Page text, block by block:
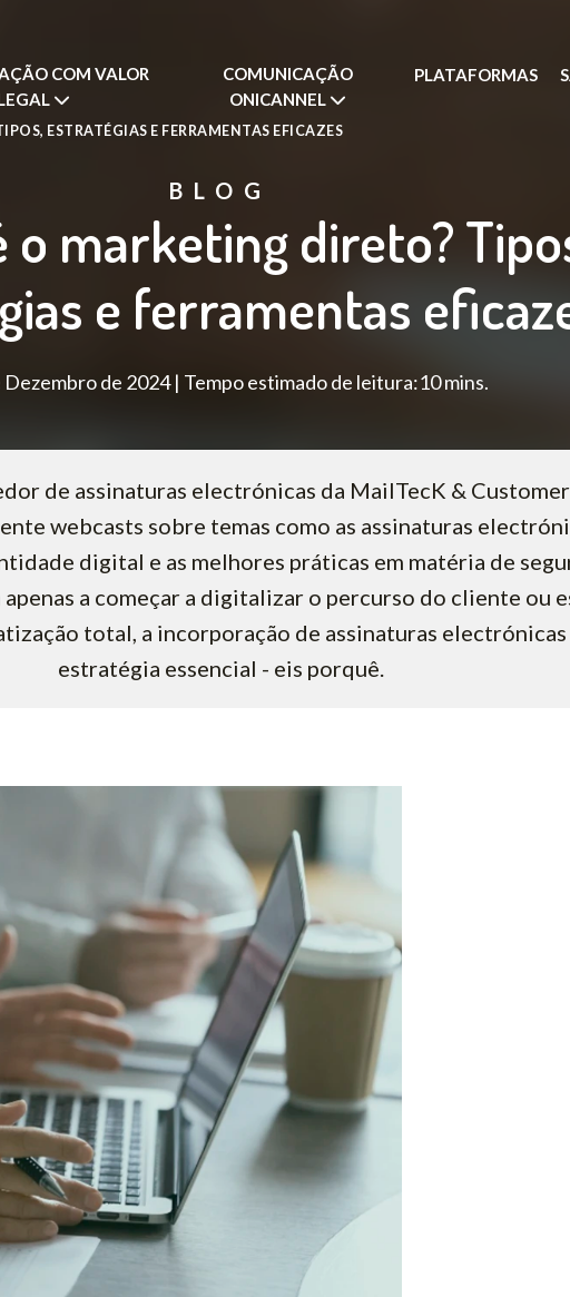
COM VALOR
COMUNICAÇÃO
ONICANNEL
PLATAFORMAS
ESTRATÉGIAS E FERRAMENTAS EFICAZES
BLOG
o marketing direto?
e ferramentas
Dezembro de 2024 | Tempo estimado de leitura:10 mins.
de assinaturas electrónicas da MailTecK &
webcasts sobre temas como as assinaturas
digital e as melhores práticas em matéria de
a começar a digitalizar o percurso do cliente ou
total, a incorporação de assinaturas electrónicas
estratégia essencial - eis porquê.